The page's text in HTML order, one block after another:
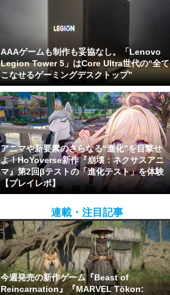
AAAゲームも制作も妥協なし。「Lenovo
Legion Tower 5」はCore Ultra世代の“全て
こなせるゲーミングデスクトップ”
アニマや新要素のさらなる“進化”を目撃せ
よ！HoYoverse新作『崩壊：ネクサスアニ
マ』第2回βテストの「進化テスト」を体験
【プレイレポ】
連載・注目記事
今週発売の新作ゲーム『Beast of
Reincarnation』『MARVEL Tōkon: